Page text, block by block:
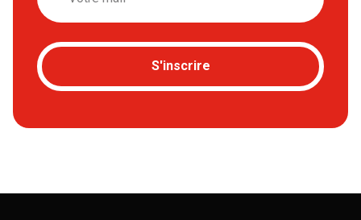
S'inscrire